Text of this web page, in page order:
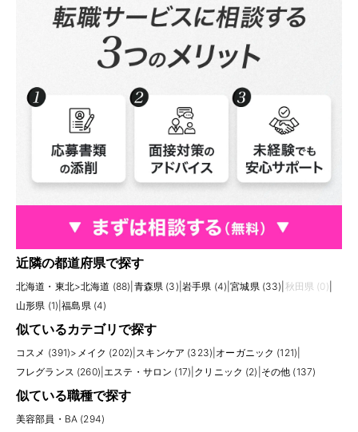
近隣の都道府県で探す
北海道・東北>北海道 (88) 青森県 (3) 岩手県 (4) |宮城県 (33) 秋田県 (0)
山形県 (1) |福島県 (4)
似ているカテゴリで探す
コスメ (391)> メイク (202) スキンケア (323) オーガニック (121)
フレグランス (260) エステ・サロン (17) クリニック (2) その他 (137)
似ている職種で探す
美容部員・BA (294)